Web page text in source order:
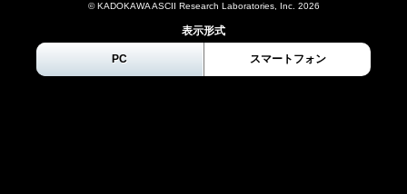
© KADOKAWA ASCII Research Laboratories, Inc. 2026
表示形式
PC スマートフォン